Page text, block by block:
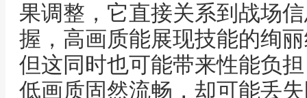
果调整，它直接关系到战场
握，高画质能展现技能的绚
但这同时也可能带来性能负
低画质固然流畅，却可能丢